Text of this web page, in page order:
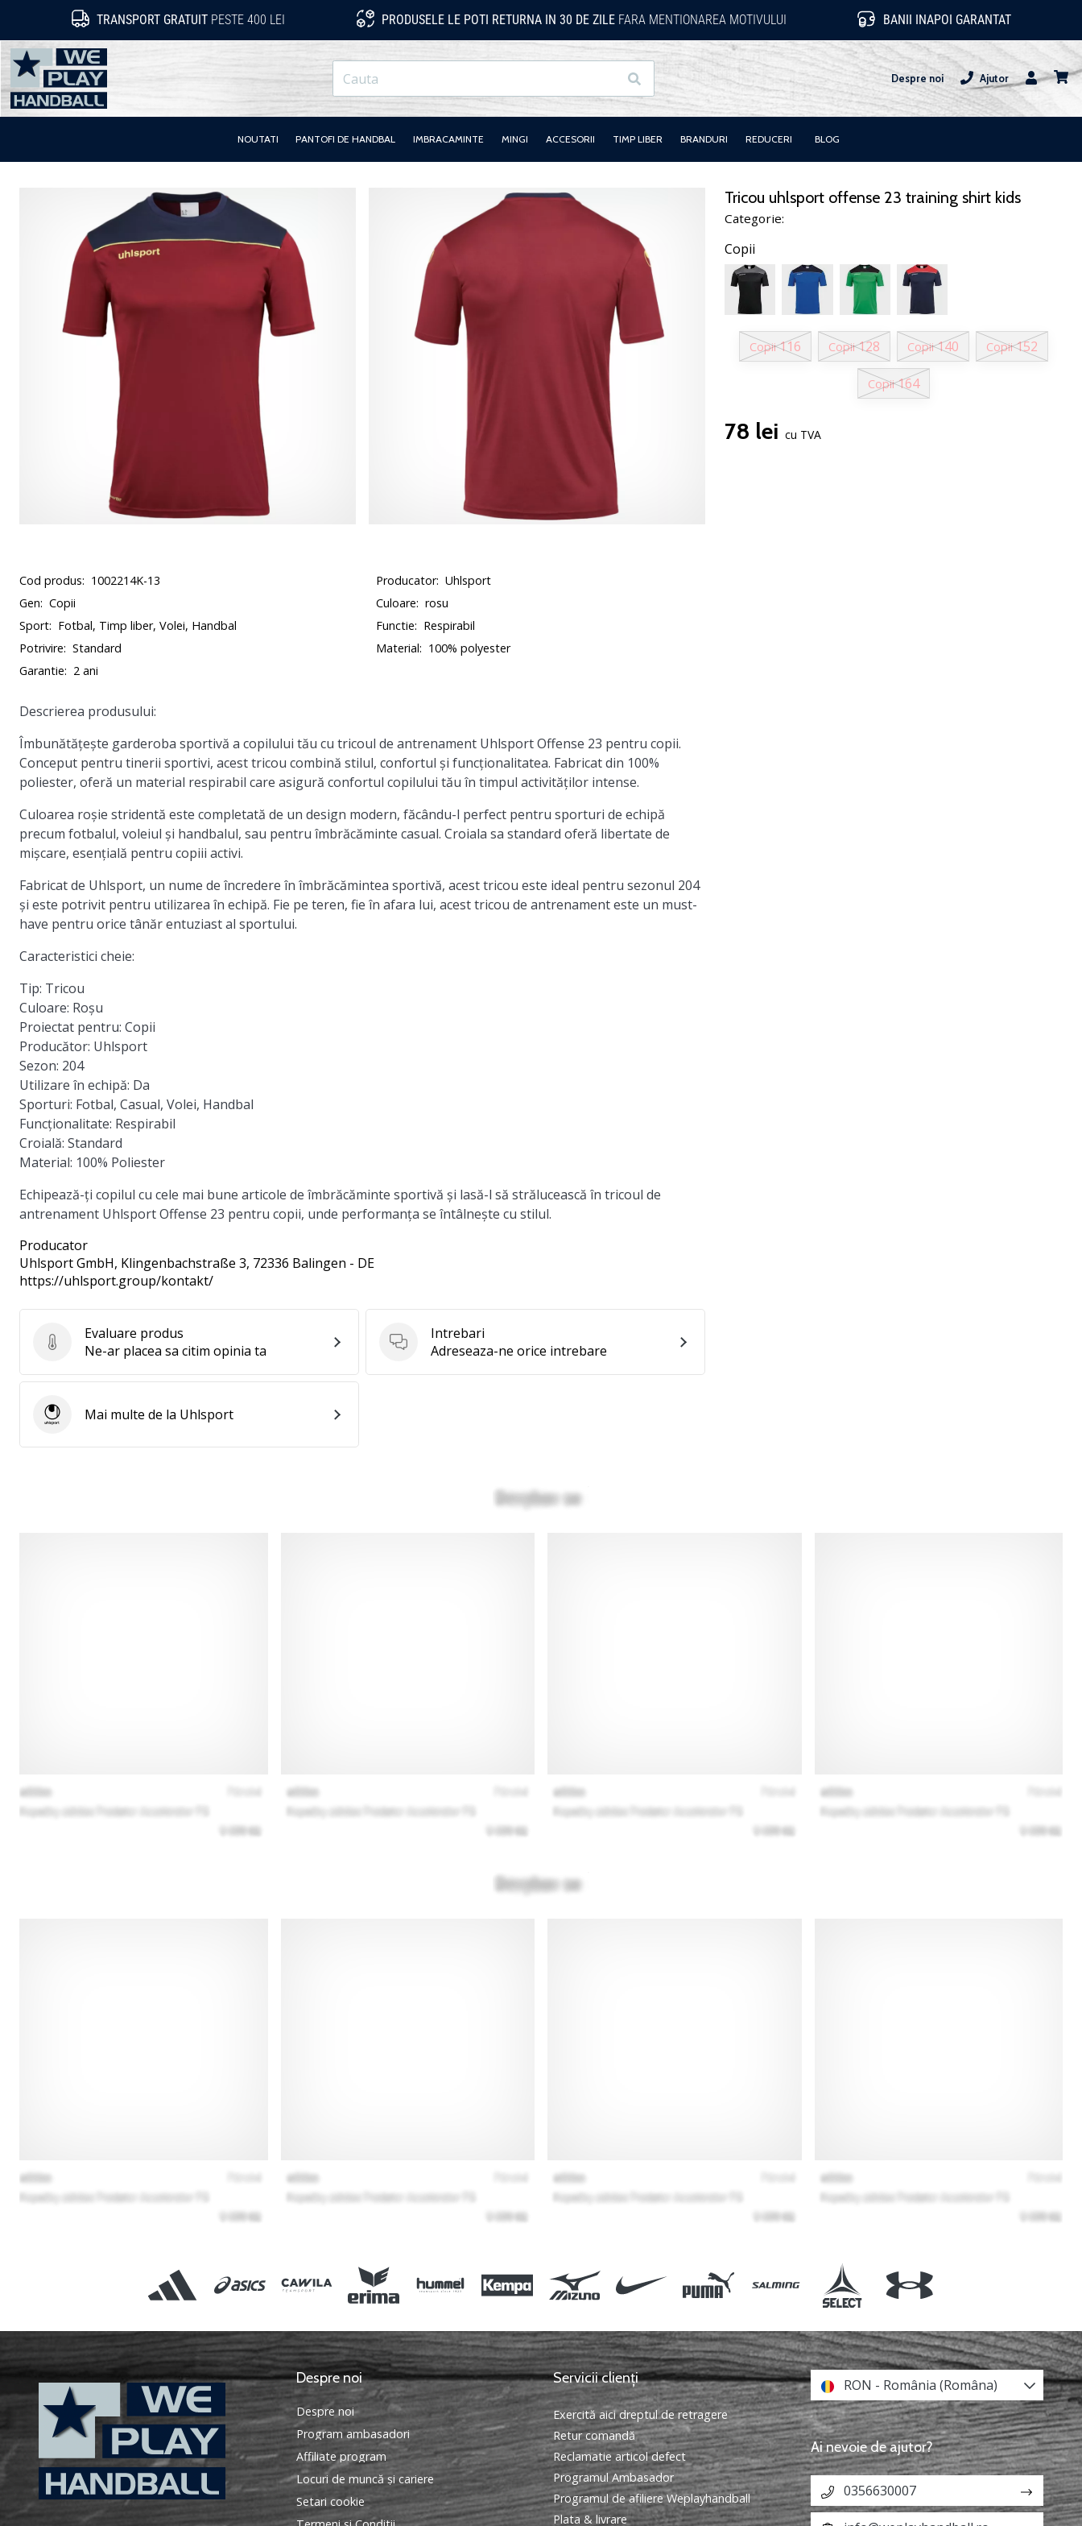
TRANSPORT GRATUITPESTE 400 LEI PRODUSELE LE POTI RETURNA IN 30 DE ZILEFARA MENTIONAREA MOTIVULUI BANII INAPOI GARANTAT
WePlayHandball.ro
Cauta Despre noi
Ajutor
Utilizator
NOUTATI PANTOFI DE HANDBAL IMBRACAMINTE MINGI ACCESORII TIMP LIBER BRANDURI REDUCERI BLOG
Tricou uhlsport offense 23 training shirt kids
Categorie:
Copii
Copii 116 Copii 128 Copii 140 Copii 152
Copii 164
78 lei cu TVA
Cod produs: 1002214K-13 Producator: Uhlsport
Gen: Copii Culoare: rosu
Sport: Fotbal, Timp liber, Volei, Handbal Functie: Respirabil
Potrivire: Standard Material: 100% polyester
Garantie: 2 ani
Descrierea produsului:
Îmbunătățește garderoba sportivă a copilului tău cu tricoul de antrenament Uhlsport Offense 23 pentru copii.
Conceput pentru tinerii sportivi, acest tricou combină stilul, confortul și funcționalitatea. Fabricat din 100%
poliester, oferă un material respirabil care asigură confortul copilului tău în timpul activităților intense.
Culoarea roșie stridentă este completată de un design modern, făcându-l perfect pentru sporturi de echipă
precum fotbalul, voleiul și handbalul, sau pentru îmbrăcăminte casual. Croiala sa standard oferă libertate de
mișcare, esențială pentru copiii activi.
Fabricat de Uhlsport, un nume de încredere în îmbrăcămintea sportivă, acest tricou este ideal pentru sezonul 204
și este potrivit pentru utilizarea în echipă. Fie pe teren, fie în afara lui, acest tricou de antrenament este un must-
have pentru orice tânăr entuziast al sportului.
Caracteristici cheie:
Tip: Tricou
Culoare: Roșu
Proiectat pentru: Copii
Producător: Uhlsport
Sezon: 204
Utilizare în echipă: Da
Sporturi: Fotbal, Casual, Volei, Handbal
Funcționalitate: Respirabil
Croială: Standard
Material: 100% Poliester
Echipează-ți copilul cu cele mai bune articole de îmbrăcăminte sportivă și lasă-l să strălucească în tricoul de
antrenament Uhlsport Offense 23 pentru copii, unde performanța se întâlnește cu stilul.
Producator
Uhlsport GmbH, Klingenbachstraße 3, 72336 Balingen - DE
https://uhlsport.group/kontakt/
Evaluare produs
Evaluare produs
Ne-ar placea sa citim opinia ta
Intrebari
Intrebari
Adreseaza-ne orice intrebare
UhlsportMai multe de la Uhlsport
WePlayHandball.ro
Despre noi
Despre noi
Program ambasadori
Affiliate program
Locuri de muncă și cariere
Setari cookie
Servicii clienți
Exercită aici dreptul de retragere
Retur comandă
Reclamatie articol defect
Programul Ambasador
Programul de afiliere Weplayhandball
Plata & livrare
RON - România (Româna)
Ai nevoie de ajutor?
0356630007